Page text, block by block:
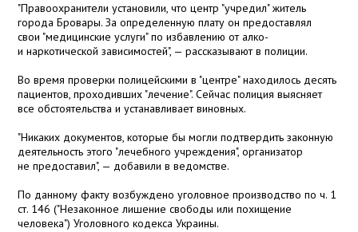
"Правоохранители установили, что центр "учредил" житель
города Бровары. За определенную плату он предоставлял
свои "медицинские услуги" по избавлению от алко-
и наркотической зависимостей", — рассказывают в полиции.
Во время проверки полицейскими в "центре" находилось десять
пациентов, проходивших "лечение". Сейчас полиция выясняет
все обстоятельства и устанавливает виновных.
"Никаких документов, которые бы могли подтвердить законную
деятельность этого "лечебного учреждения", организатор
не предоставил", — добавили в ведомстве.
По данному факту возбуждено уголовное производство по ч. 1
ст. 146 ("Незаконное лишение свободы или похищение
человека") Уголовного кодекса Украины.